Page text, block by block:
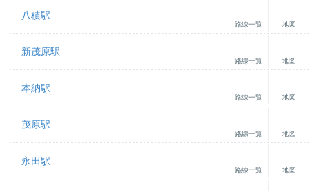
八積駅
路線一覧 地図
新茂原駅
路線一覧 地図
本納駅
路線一覧 地図
茂原駅
路線一覧 地図
永田駅
路線一覧 地図